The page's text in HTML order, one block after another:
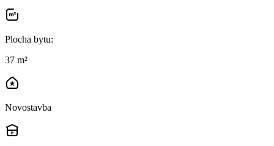
Plocha bytu:
37 m²
Novostavba